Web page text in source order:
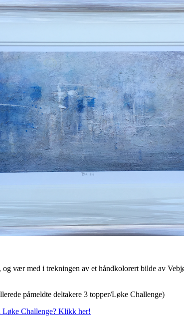
, og vær med i trekningen av et håndkolorert bilde av
påmeldte deltakere 3 topper/Løke Challenge)
Løke Challenge? Klikk her!